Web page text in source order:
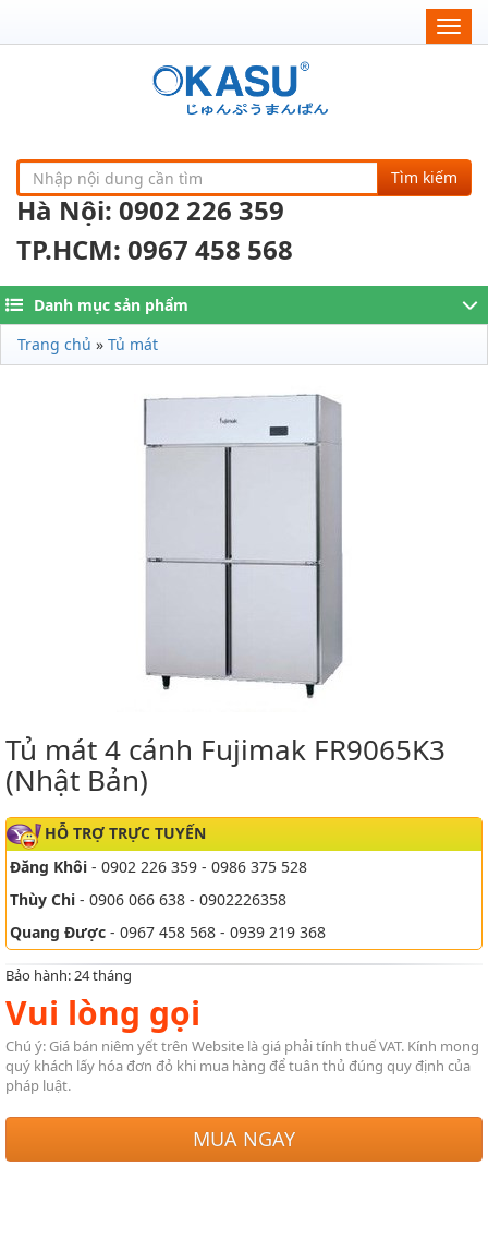
Tìm kiếm
Hà Nội: 0902 226 359
TP.HCM: 0967 458 568
Danh mục sản phẩm
Trang chủ » Tủ mát
Tủ mát 4 cánh Fujimak FR9065K3
(Nhật Bản)
HỖ TRỢ TRỰC TUYẾN
Đăng Khôi - 0902 226 359 - 0986 375 528
Thùy Chi - 0906 066 638 - 0902226358
Quang Được - 0967 458 568 - 0939 219 368
Bảo hành: 24 tháng
Vui lòng gọi
Chú ý: Giá bán niêm yết trên Website là giá phải tính thuế VAT. Kính mong
quý khách lấy hóa đơn đỏ khi mua hàng để tuân thủ đúng quy định của
pháp luật.
MUA NGAY